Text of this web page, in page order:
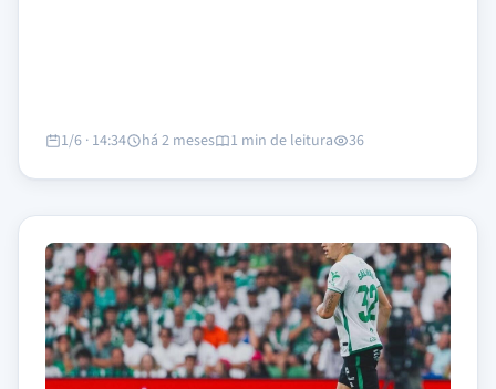
1/6 · 14:34 há 2 meses 1 min de leitura 36